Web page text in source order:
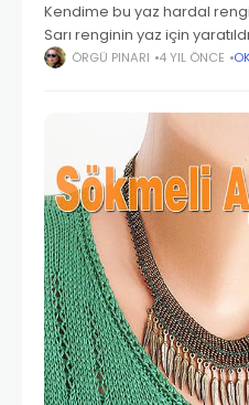
Kendime bu yaz hardal
Sarı renginin yaz için
Kumaş örgünün düzgün
ÖRGÜ PINARI 4 YIL ÖNCE